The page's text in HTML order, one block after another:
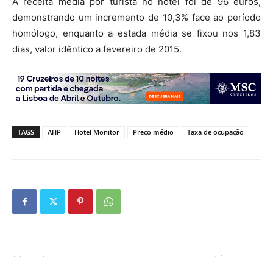
demonstrando um incremento de 10,3% face ao período
homólogo, enquanto a estada média se fixou nos 1,83
dias, valor idêntico a fevereiro de 2015.
TAGS AHP Hotel Monitor Preço médio Taxa de ocupação